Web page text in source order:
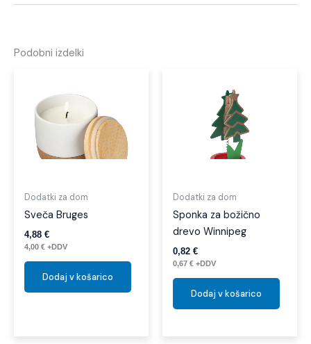
Podobni izdelki
Dodatki za dom
Sveča Bruges
4,88 €
4,00 € +DDV
Dodaj v košarico
Dodatki za dom
Sponka za božično
drevo Winnipeg
0,82 €
0,67 € +DDV
Dodaj v košarico